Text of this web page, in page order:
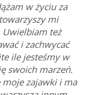
w życiu za
mi
też
i zachwycać
ile jesteśmy w
swoich marzeń.
moje zajawki i ma